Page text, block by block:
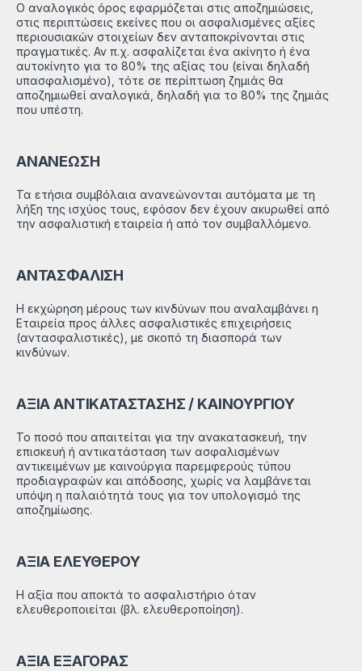
Ο αναλογικός όρος εφαρμόζεται στις αποζημιώσεις,
στις περιπτώσεις εκείνες που οι ασφαλισμένες αξίες
περιουσιακών στοιχείων δεν ανταποκρίνονται στις
πραγματικές. Αν π.χ. ασφαλίζεται ένα ακίνητο ή ένα
αυτοκίνητο για το 80% της αξίας του (είναι δηλαδή
υπασφαλισμένο), τότε σε περίπτωση ζημιάς θα
αποζημιωθεί αναλογικά, δηλαδή για το 80% της ζημιάς
που υπέστη.
ΑΝΑΝΕΩΣΗ
Τα ετήσια συμβόλαια ανανεώνονται αυτόματα με τη
λήξη της ισχύος τους, εφόσον δεν έχουν ακυρωθεί από
την ασφαλιστική εταιρεία ή από τον συμβαλλόμενο.
ΑΝΤΑΣΦΑΛΙΣΗ
Η εκχώρηση μέρους των κινδύνων που αναλαμβάνει η
Εταιρεία προς άλλες ασφαλιστικές επιχειρήσεις
(αντασφαλιστικές), με σκοπό τη διασπορά των
κινδύνων.
ΑΞΙΑ ΑΝΤΙΚΑΤΑΣΤΑΣΗΣ / ΚΑΙΝΟΥΡΓΙΟΥ
Το ποσό που απαιτείται για την ανακατασκευή, την
επισκευή ή αντικατάσταση των ασφαλισμένων
αντικειμένων με καινούργια παρεμφερούς τύπου
προδιαγραφών και απόδοσης, χωρίς να λαμβάνεται
υπόψη η παλαιότητά τους για τον υπολογισμό της
αποζημίωσης.
ΑΞΙΑ ΕΛΕΥΘΕΡΟΥ
Η αξία που αποκτά το ασφαλιστήριο όταν
ελευθεροποιείται (βλ. ελευθεροποίηση).
ΑΞΙΑ ΕΞΑΓΟΡΑΣ